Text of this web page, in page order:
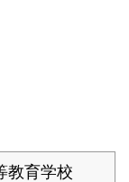
教育学校